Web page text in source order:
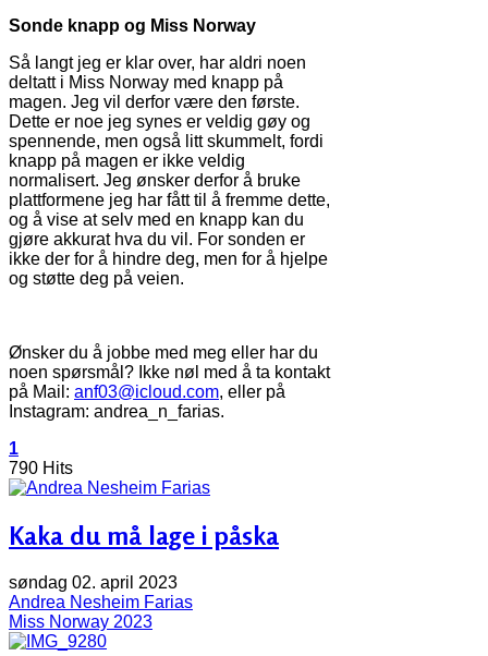
Sonde knapp og Miss Norway
Så langt jeg er klar over, har aldri noen
deltatt i Miss Norway med knapp på
magen. Jeg vil derfor være den første.
Dette er noe jeg synes er veldig gøy og
spennende, men også litt skummelt, fordi
knapp på magen er ikke veldig
normalisert. Jeg ønsker derfor å bruke
plattformene jeg har fått til å fremme dette,
og å vise at selv med en knapp kan du
gjøre akkurat hva du vil. For sonden er
ikke der for å hindre deg, men for å hjelpe
og støtte deg på veien.
Ønsker du å jobbe med meg eller har du
noen spørsmål? Ikke nøl med å ta kontakt
på Mail: anf03@icloud.com, eller på
Instagram: andrea_n_farias.
1
790 Hits
Kaka du må lage i påska
søndag 02. april 2023
Andrea Nesheim Farias
Miss Norway 2023